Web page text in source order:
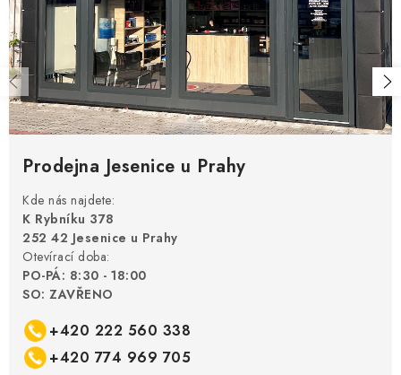
Prodejna Jesenice u Prahy
Kde nás najdete:
K Rybníku 378
252 42 Jesenice u Prahy
Otevírací doba:
PO-PÁ: 8:30 - 18:00
SO: ZAVŘENO
+420 222 560 338
+420 774 969 705